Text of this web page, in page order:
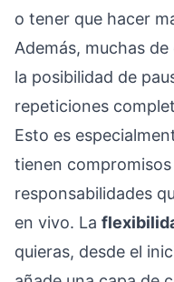
o tener que hacer
Además, muchas
la posibilidad de
repeticiones
Esto es
tienen
responsabilidades
en vivo. La
quieras, desde el